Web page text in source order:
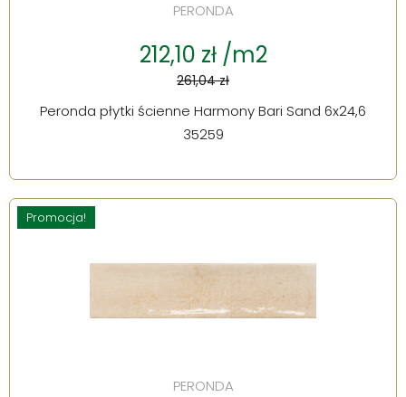
PERONDA
212,10 zł /m2
261,04 zł
Peronda płytki ścienne Harmony Bari Sand 6x24,6
35259
Promocja!
PERONDA